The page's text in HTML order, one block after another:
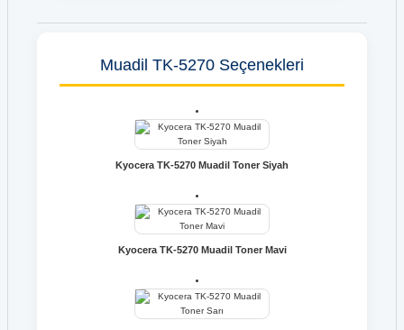
Muadil TK-5270 Seçenekleri
Kyocera TK-5270 Muadil Toner Siyah
Kyocera TK-5270 Muadil Toner Mavi